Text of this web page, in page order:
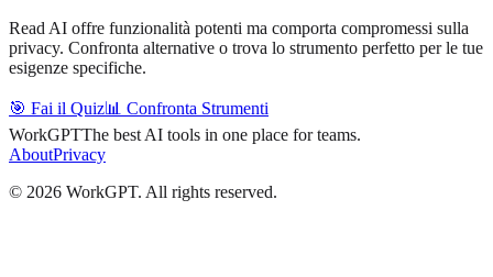
Read AI offre funzionalità potenti ma comporta compromessi sulla
privacy. Confronta alternative o trova lo strumento perfetto per le tue
esigenze specifiche.
🎯 Fai il Quiz📊 Confronta Strumenti
WorkGPTThe best AI tools in one place for teams.
AboutPrivacy
© 2026 WorkGPT. All rights reserved.